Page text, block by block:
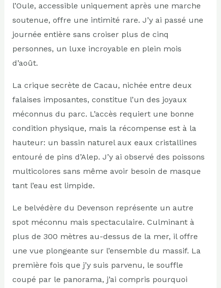
l’Oule, accessible uniquement après une marche
soutenue, offre une intimité rare. J’y ai passé une
journée entière sans croiser plus de cinq
personnes, un luxe incroyable en plein mois
d’août.
La crique secrète de Cacau, nichée entre deux
falaises imposantes, constitue l’un des joyaux
méconnus du parc. L’accès requiert une bonne
condition physique, mais la récompense est à la
hauteur: un bassin naturel aux eaux cristallines
entouré de pins d’Alep. J’y ai observé des poissons
multicolores sans même avoir besoin de masque
tant l’eau est limpide.
Le belvédère du Devenson représente un autre
spot méconnu mais spectaculaire. Culminant à
plus de 300 mètres au-dessus de la mer, il offre
une vue plongeante sur l’ensemble du massif. La
première fois que j’y suis parvenu, le souffle
coupé par le panorama, j’ai compris pourquoi